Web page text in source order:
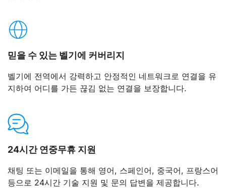
믿을 수 있는 벨기에 커버리지
벨기에 전역에서 강력하고 안정적인 네트워크로 연결을 유
지하여 어디를 가든 끊김 없는 연결을 보장합니다.
24시간 연중무휴 지원
채팅 또는 이메일을 통해 영어, 스페인어, 중국어, 프랑스어
등으로 24시간 기술 지원 및 문의 답변을 제공합니다.